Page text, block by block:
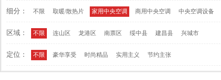
细分： 不限 取暖/散热片 家用中央空调 商用中央空调 中央空调设备
区域： 不限 连山区 龙港区 南票区 绥中县 建昌县 兴城市
定位： 不限 豪华享受 时尚精品 实用主义 节约主张